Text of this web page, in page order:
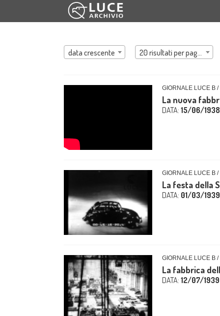
data crescente 20 risultati per pagina
GIORNALE LUCE B
La nuova
DATA: 15/06/1938
GIORNALE LUCE B
La festa della
DATA: 01/03/1939
GIORNALE LUCE B
La fabbrica
DATA: 12/07/1939